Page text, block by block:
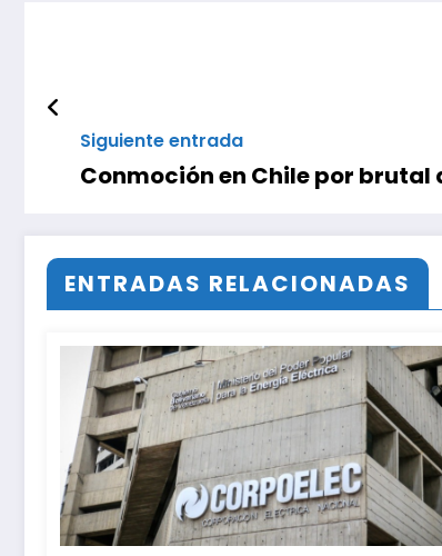
Siguiente entrada
Conmoción en Chile por brutal
ENTRADAS RELACIONADAS